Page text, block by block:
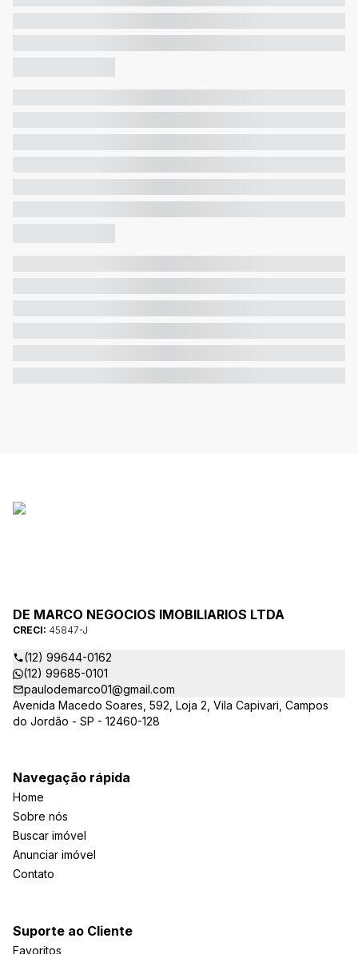
DE MARCO NEGOCIOS IMOBILIARIOS LTDA
CRECI: 45847-J
(12) 99644-0162
(12) 99685-0101
paulodemarco01@gmail.com
Avenida Macedo Soares, 592, Loja 2, Vila Capivari, Campos
do Jordão - SP - 12460-128
Navegação rápida
Home
Sobre nós
Buscar imóvel
Anunciar imóvel
Contato
Suporte ao Cliente
Favoritos